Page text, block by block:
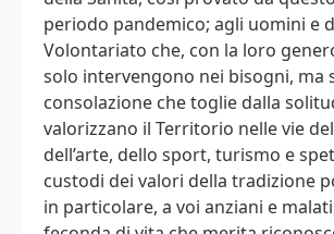
periodo pandemico; agli uomini e
Volontariato che, con la loro
solo intervengono nei bisogni, ma
consolazione che toglie dalla
valorizzano il Territorio nelle vie
dell’arte, dello sport, turismo e
custodi dei valori della tradizione
in particolare, a voi anziani e